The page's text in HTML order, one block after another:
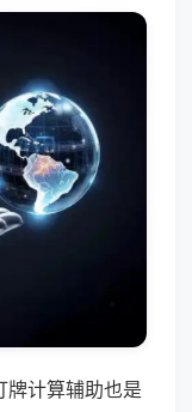
牌计算辅助也是